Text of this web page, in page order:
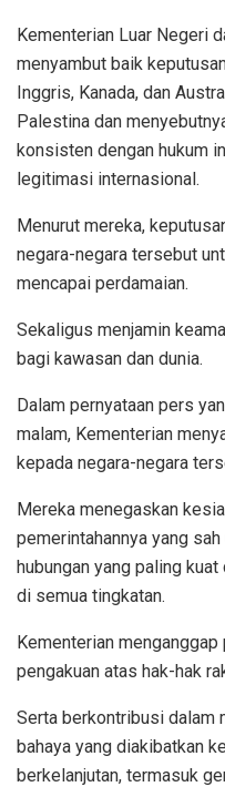
Kementerian Luar Negeri
menyambut baik
Inggris, Kanada, dan
Palestina dan
konsisten dengan hukum
legitimasi internasional.
Menurut mereka,
negara-negara tersebut
mencapai perdamaian.
Sekaligus menjamin
bagi kawasan dan dunia.
Dalam pernyataan pers
malam, Kementerian
kepada negara-negara
Mereka menegaskan
pemerintahannya yang
hubungan yang paling
di semua tingkatan.
Kementerian
pengakuan atas hak-hak
Serta berkontribusi dalam
bahaya yang diakibatkan
berkelanjutan, termasuk